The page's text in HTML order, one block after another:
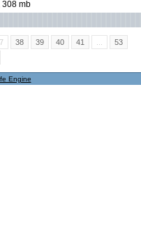
308 mb
38 39 40 41
53
Engine